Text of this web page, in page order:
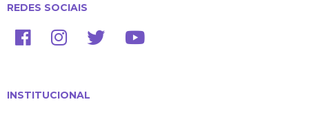
REDES SOCIAIS
INSTITUCIONAL